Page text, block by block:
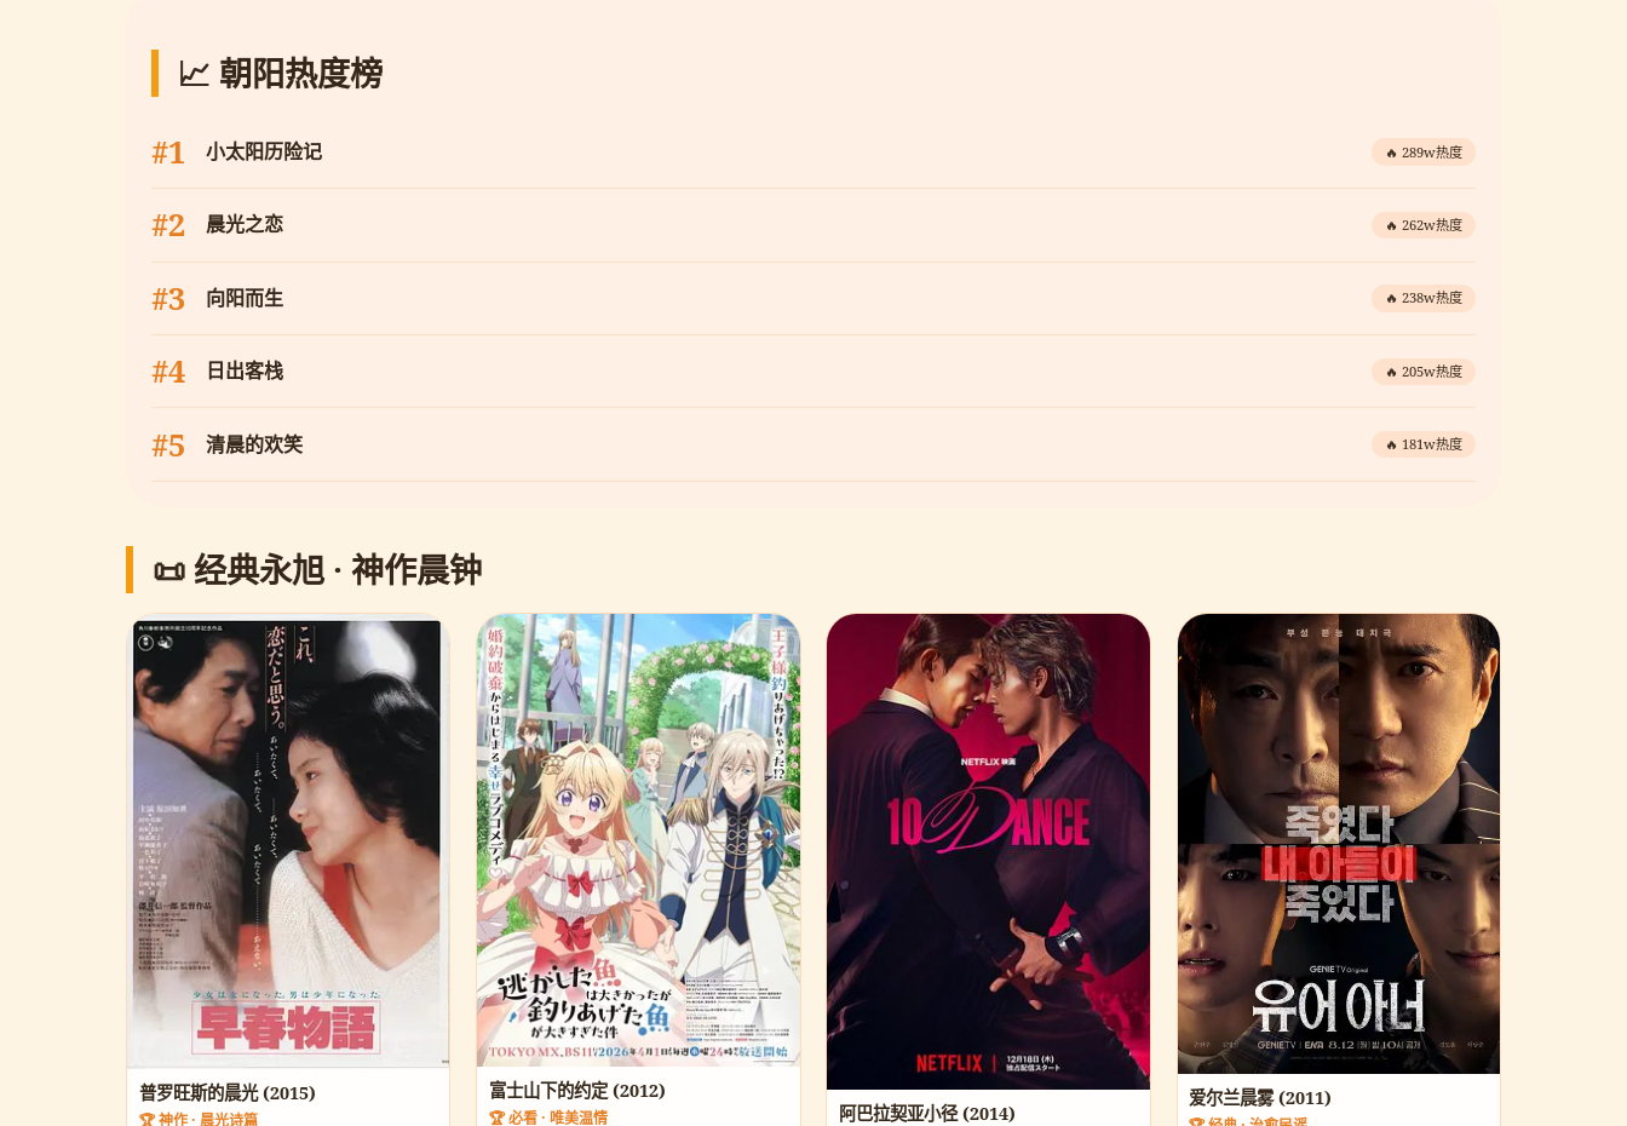
📈 朝阳热度榜
#1 小太阳历险记 🔥 289w热度
#2 晨光之恋 🔥 262w热度
#3 向阳而生 🔥 238w热度
#4 日出客栈 🔥 205w热度
#5 清晨的欢笑 🔥 181w热度
📜 经典永旭 · 神作晨钟
普罗旺斯的晨光 (2015)
🏆 神作 · 晨光诗篇
富士山下的约定 (2012)
🏆 必看 · 唯美温情 阿巴拉契亚小径 (2014)
爱尔兰晨雾 (2011)